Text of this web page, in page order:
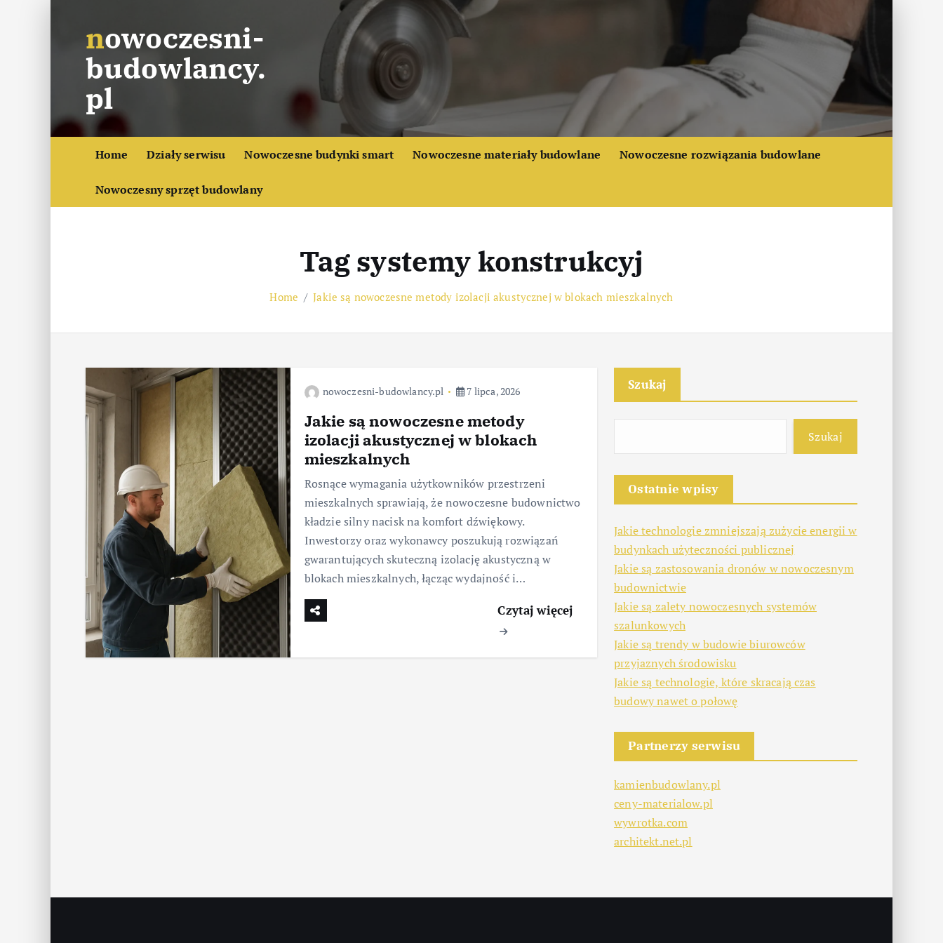
c
o
nowoczesni-
budowlancy.
pl
Home Działy serwisu Nowoczesne budynki smart Nowoczesne materiały budowlane Nowoczesne rozwiązania budowlane
Nowoczesny sprzęt budowlany
Tag systemy konstrukcyj
Home Jakie są nowoczesne metody izolacji akustycznej w blokach mieszkalnych
nowoczesni-budowlancy.pl 7 lipca, 2026
Jakie są nowoczesne metody
izolacji akustycznej w blokach
mieszkalnych
Rosnące wymagania użytkowników przestrzeni
mieszkalnych sprawiają, że nowoczesne budownictwo
kładzie silny nacisk na komfort dźwiękowy.
Inwestorzy oraz wykonawcy poszukują rozwiązań
gwarantujących skuteczną izolację akustyczną w
blokach mieszkalnych, łącząc wydajność i…
Czytaj więcej
Szukaj
Szukaj
Ostatnie wpisy
Jakie technologie zmniejszają zużycie energii w
budynkach użyteczności publicznej
Jakie są zastosowania dronów w nowoczesnym
budownictwie
Jakie są zalety nowoczesnych systemów
szalunkowych
Jakie są trendy w budowie biurowców
przyjaznych środowisku
Jakie są technologie, które skracają czas
budowy nawet o połowę
Partnerzy serwisu
kamienbudowlany.pl
ceny-materialow.pl
wywrotka.com
architekt.net.pl